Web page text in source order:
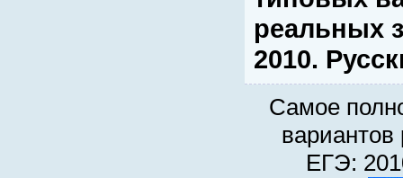
реальных
2010.
Самое
ЕГЭ: